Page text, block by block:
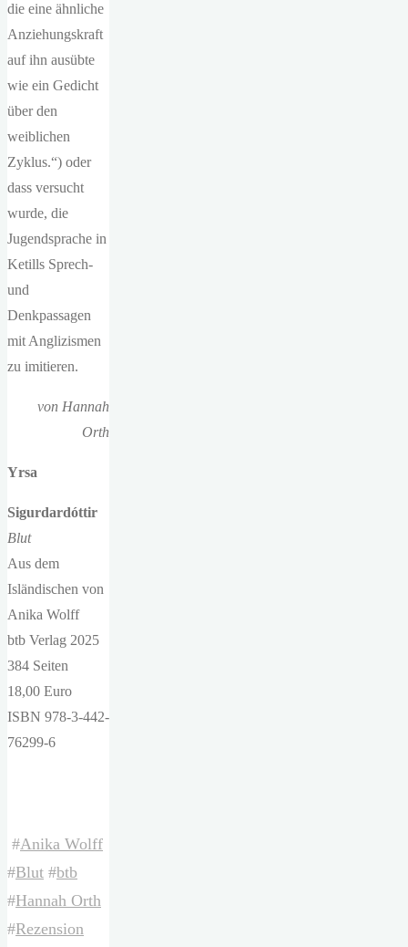
die eine ähnliche
Anziehungskraft
auf ihn ausübte
wie ein Gedicht
über den
weiblichen
Zyklus.“) oder
dass versucht
wurde, die
Jugendsprache in
Ketills Sprech-
und
Denkpassagen
mit Anglizismen
zu imitieren.
von Hannah
Orth
Yrsa
Sigurdardóttir
Blut
Aus dem
Isländischen von
Anika Wolff
btb Verlag 2025
384 Seiten
18,00 Euro
ISBN 978-3-442-
76299-6
#Anika Wolff
#Blut #btb
#Hannah Orth
#Rezension